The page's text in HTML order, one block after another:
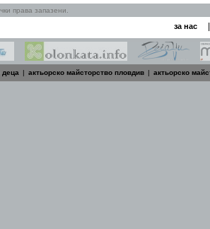
права запазени.
за нас |
деца | актьорско майсторство пловдив | актьорско